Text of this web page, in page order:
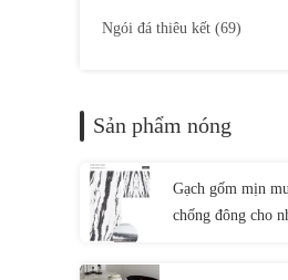
Ngói đá thiêu kết (69)
Sản phẩm nóng
Gạch gốm mịn
chống đông cho